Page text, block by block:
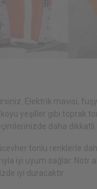
Elektrik mavisi,
yeşiller gibi toprak
daha
tonlu renklerle
iyi uyum sağlar. Nötr
iyi duracaktır.